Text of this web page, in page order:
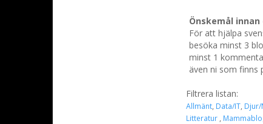
Önskemål
För att hjälpa
besöka minst 3
minst 1
även ni som finns
Filtrera listan:
Allmänt, Data/IT,
Litteratur ,